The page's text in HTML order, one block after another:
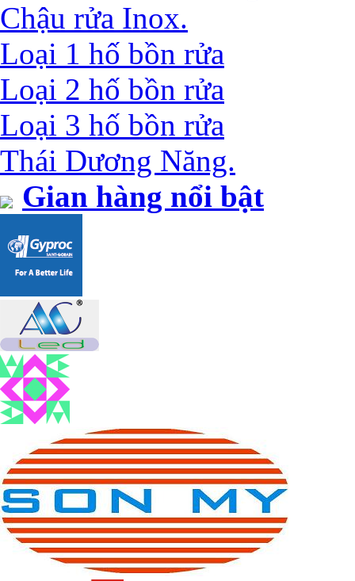
Chậu rửa Inox.
Loại 1 hố bồn rửa
Loại 2 hố bồn rửa
Loại 3 hố bồn rửa
Thái Dương Năng.
Gian hàng nổi bật